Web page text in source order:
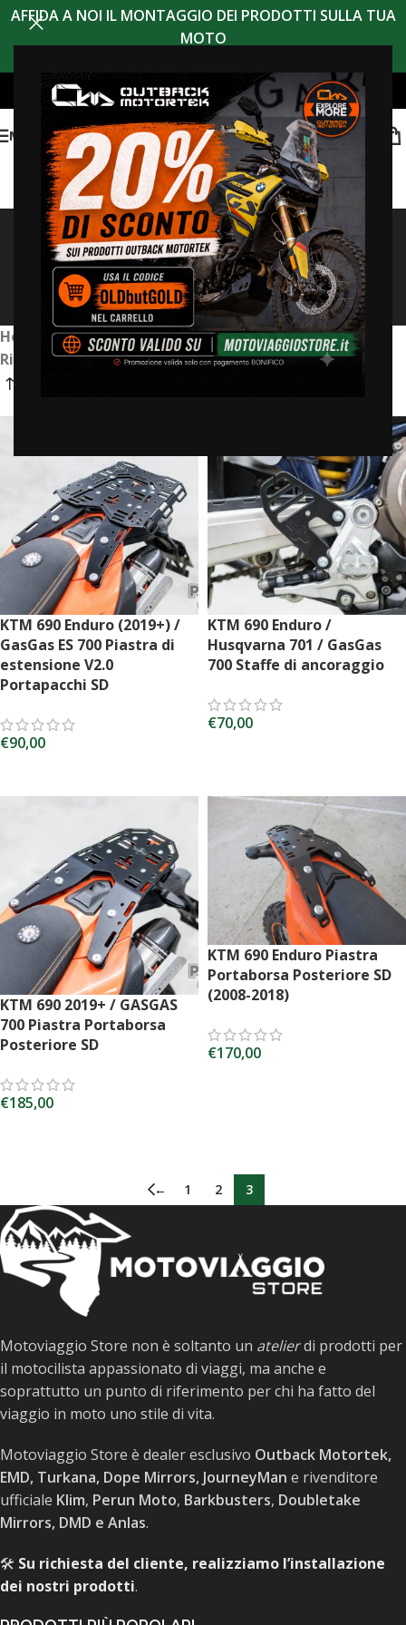
AFFIDA A NOI IL MONTAGGIO DEI PRODOTTI SULLA TUA
MOTO
MENU
Risultati della ricerca:
“Turkana Rackless” –
Pagina 3
Home Negozio/
Risultati di ricerca per “Turkana Rackless”/Pagina 3
KTM 690 Enduro (2019+) /
GasGas ES 700 Piastra di
estensione V2.0
Portapacchi SD
€90,00
KTM 690 Enduro /
Husqvarna 701 / GasGas
700 Staffe di ancoraggio
€70,00
KTM 690 2019+ / GASGAS
700 Piastra Portaborsa
Posteriore SD
€185,00
KTM 690 Enduro Piastra
Portaborsa Posteriore SD
(2008-2018)
€170,00
← 1 2 3
Motoviaggio Store non è soltanto un atelierdi prodotti per
il motocilista appassionato di viaggi, ma anche e
soprattutto un punto di riferimento per chi ha fatto del
viaggio in moto uno stile di vita.
Motoviaggio Store è dealer esclusivo Outback Motortek,
EMD, Turkana, Dope Mirrors, JourneyMan e rivenditore
ufficiale Klim, Perun Moto, Barkbusters, Doubletake
Mirrors, DMD e Anlas.
🛠️ Su richiesta del cliente, realizziamo l’installazione
dei nostri prodotti.